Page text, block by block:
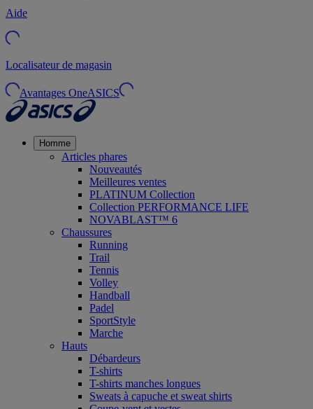
Aide
Localisateur de magasin
Avantages OneASICS
Homme
Articles phares
Nouveautés
Meilleures ventes
PLATINUM Collection
Collection PERFORMANCE LIFE
NOVABLAST™ 6
Chaussures
Running
Trail
Tennis
Volley
Handball
Padel
SportStyle
Marche
Hauts
Débardeurs
T-shirts
T-shirts manches longues
Sweats à capuche et sweat shirts